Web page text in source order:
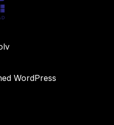
WordPress